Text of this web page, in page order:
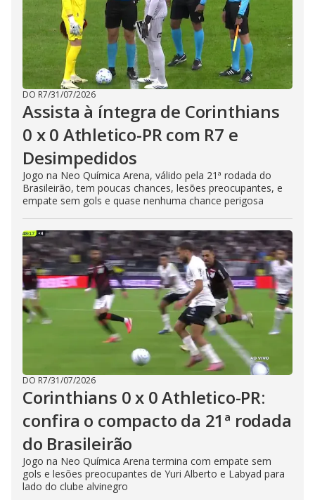
DO R7/31/07/2026
Assista à íntegra de Corinthians
0 x 0 Athletico-PR com R7 e
Desimpedidos
Jogo na Neo Química Arena, válido pela 21ª rodada do
Brasileirão, tem poucas chances, lesões preocupantes, e
empate sem gols e quase nenhuma chance perigosa
DO R7/31/07/2026
Corinthians 0 x 0 Athletico-PR:
confira o compacto da 21ª rodada
do Brasileirão
Jogo na Neo Química Arena termina com empate sem
gols e lesões preocupantes de Yuri Alberto e Labyad para
lado do clube alvinegro